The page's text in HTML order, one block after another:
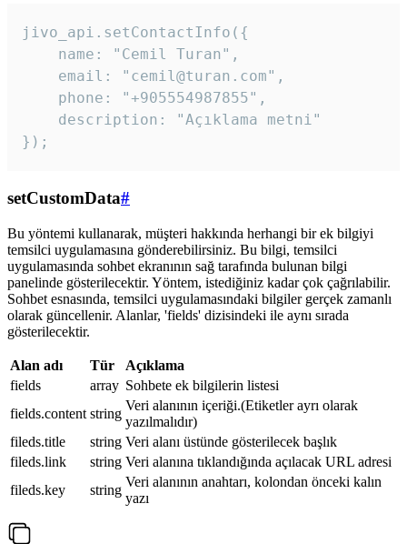
jivo_api.setContactInfo({
    name: "Cemil Turan",
    email: "cemil@turan.com",
    phone: "+905554987855",
    description: "Açıklama metni"
});
setCustomData#
Bu yöntemi kullanarak, müşteri hakkında herhangi bir ek bilgiyi
temsilci uygulamasına gönderebilirsiniz. Bu bilgi, temsilci
uygulamasında sohbet ekranının sağ tarafında bulunan bilgi
panelinde gösterilecektir. Yöntem, istediğiniz kadar çok çağrılabilir.
Sohbet esnasında, temsilci uygulamasındaki bilgiler gerçek zamanlı
olarak güncellenir. Alanlar, 'fields' dizisindeki ile aynı sırada
gösterilecektir.
Alan adı Tür
Açıklama
fields
array Sohbete ek bilgilerin listesi
fields.content string
Veri alanının içeriği.(Etiketler ayrı olarak
yazılmalıdır)
fileds.title
string Veri alanı üstünde gösterilecek başlık
fileds.link
string Veri alanına tıklandığında açılacak URL adresi
fileds.key
string
Veri alanının anahtarı, kolondan önceki kalın
yazı